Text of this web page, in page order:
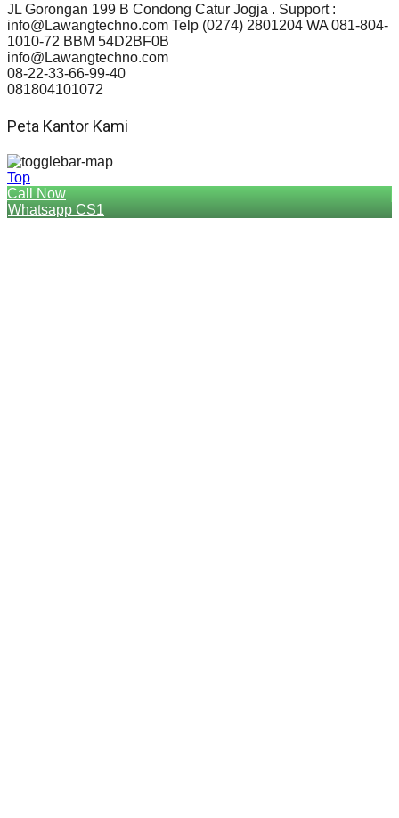
JL Gorongan 199 B Condong Catur Jogja . Support :
info@Lawangtechno.com Telp (0274) 2801204 WA 081-804-
1010-72 BBM 54D2BF0B
info@Lawangtechno.com
08-22-33-66-99-40
081804101072
Peta Kantor Kami
Top
Call Now
Whatsapp CS1